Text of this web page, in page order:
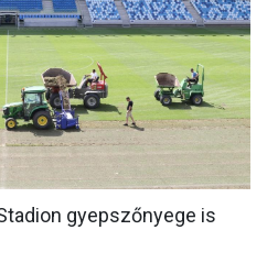
ÉLMÉNYEK
gyepszőnyege is